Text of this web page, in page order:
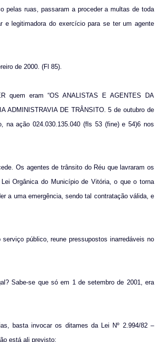
pelas ruas, passaram a proceder a multas de toda
legitimadora do exercício para se ter um agente
de 2000. (Fl 85).
quem eram “OS ANALISTAS E AGENTES DA
ADMINISTRAVIA DE TRÂNSITO. 5 de outubro de
ação 024.030.135.040 (fls 53 (fine) e 54)6 nos
Os agentes de trânsito do Réu que lavraram os
Orgânica do Município de Vitória, o que o torna
a uma emergência, sendo tal contratação válida, e
público, reune pressupostos inarredáveis no
Sabe-se que só em 1 de setembro de 2001, era
basta invocar os ditames da Lei Nº 2.994/82 –
está ali previsto: